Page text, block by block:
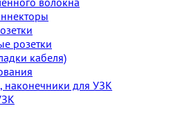
розетки
кабеля)
наконечники для УЗК